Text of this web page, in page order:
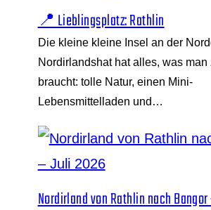
📍 Lieblingsplatz: Rathlin
Die kleine kleine Insel an der
Nordirlandshat hat alles, was man
braucht: tolle Natur, einen Mini-
Lebensmittelladen und…
Nordirland von Rathlin nach